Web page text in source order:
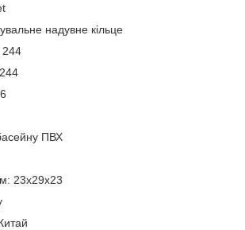
надувне кільце
ПВХ
23х29х23